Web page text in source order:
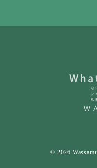
© 2026